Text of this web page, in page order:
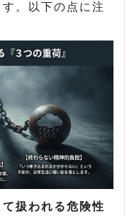
。以下の点に注
て扱われる危険性